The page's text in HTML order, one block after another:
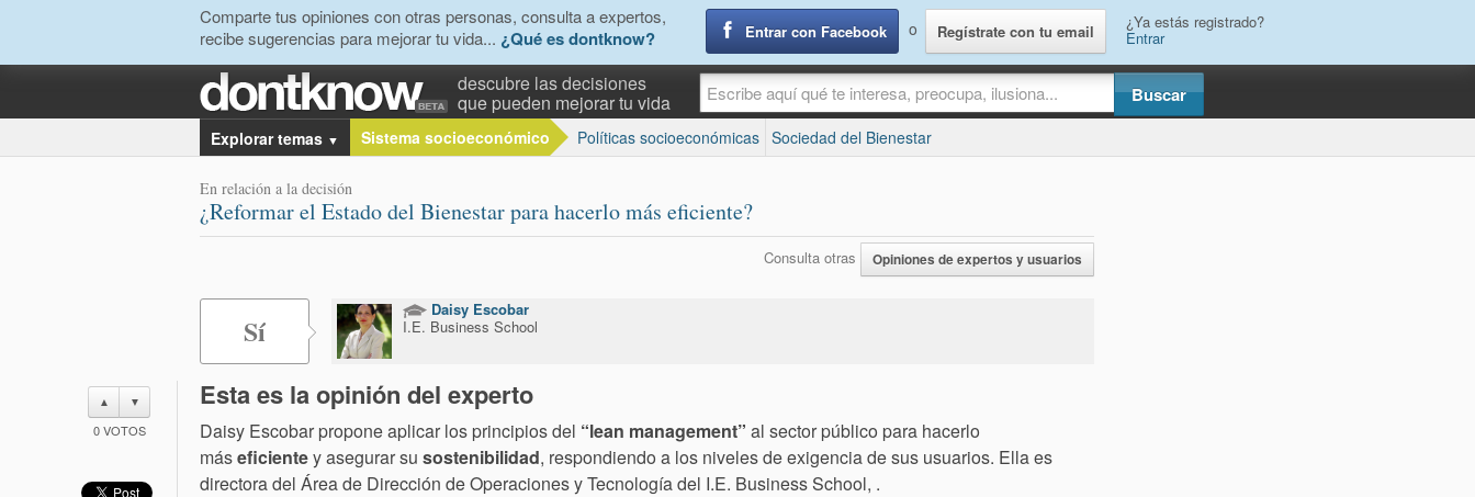
Comparte tus opiniones con otras personas, consulta a expertos,
recibe sugerencias para mejorar tu vida... ¿Qué es dontknow? Entrar con Facebook o Regístrate con tu email ¿Ya estás registrado?
Entrar
descubre las decisiones
que pueden mejorar tu vida
Explorar temas ▼ Sistema socioeconómico Políticas socioeconómicas Sociedad del Bienestar
En relación a la decisión
¿Reformar el Estado del Bienestar para hacerlo más eficiente?
Consulta otras Opiniones de expertos y usuarios
Sí
Daisy Escobar
I.E. Business School
▲ ▼
0VOTOS
Esta es la opinión del experto
Daisy Escobar proponeaplicar los principios del “lean management” al sector público para hacerlo
máseficientey asegurar su sostenibilidad, respondiendo a los niveles de exigencia de sus usuarios. Ella es
directora del Área de Dirección de Operaciones y Tecnología del I.E. Business School, .